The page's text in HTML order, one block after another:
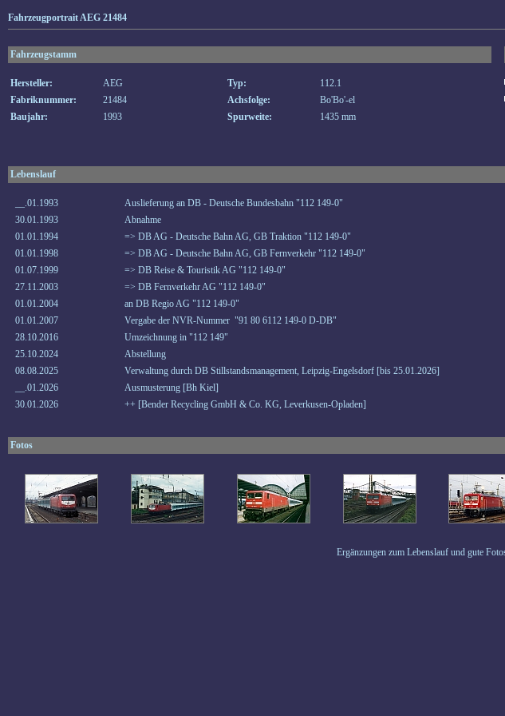
Fahrzeugportrait AEG 21484
Fahrzeugstamm
Hersteller: AEG Typ: 112.1
Fabriknummer:
21484 Achsfolge: Bo'Bo'-el
Baujahr:
1993 Spurweite: 1435 mm
Lebenslauf
__.01.1993
Auslieferung an DB - Deutsche Bundesbahn "112 149-0"
30.01.1993
Abnahme
01.01.1994
=> DB AG - Deutsche Bahn AG, GB Traktion "112 149-0"
01.01.1998
=> DB AG - Deutsche Bahn AG, GB Fernverkehr "112 149-0"
01.07.1999
=> DB Reise & Touristik AG "112 149-0"
27.11.2003
=> DB Fernverkehr AG "112 149-0"
01.01.2004
an DB Regio AG "112 149-0"
01.01.2007
Vergabe der NVR-Nummer "91 80 6112 149-0 D-DB"
28.10.2016
Umzeichnung in "112 149"
25.10.2024
Abstellung
08.08.2025
Verwaltung durch DB Stillstandsmanagement, Leipzig-Engelsdorf [bis 25.01.2026]
__.01.2026
Ausmusterung [Bh Kiel]
30.01.2026
++ [Bender Recycling GmbH & Co. KG, Leverkusen-Opladen]
Fotos
Ergänzungen zum Lebenslauf und gute